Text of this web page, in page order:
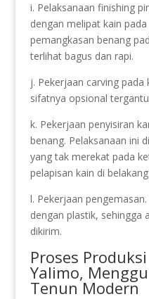
i. Pelaksanaan finishing
dengan melipat kain
pemangkasan benang
terlihat bagus dan rapi.
j. Pekerjaan carving pada
sifatnya opsional
k. Pekerjaan penyisiran
benang. Pelaksanaan ini
yang tak merekat pada
pelapisan kain di
l. Pekerjaan
dengan plastik, sehingga
dikirim.
Proses
Yalimo,
Tenun Modern